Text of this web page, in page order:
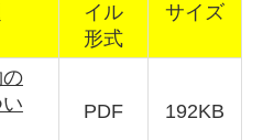
イル
形式
サイズ
PDF 192KB